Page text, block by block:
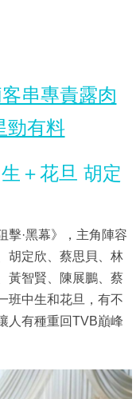
串專責露肉
勁有料
＋花旦 胡定
擊·黑幕》，主角陣容
胡定欣、蔡思貝、林
黃智賢、陳展鵬、蔡
班中生和花旦，有不
人有種重回TVB巔峰